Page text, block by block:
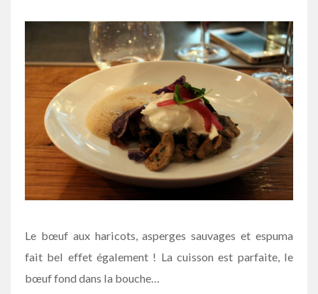
Le bœuf aux haricots, asperges sauvages et espuma
fait bel effet également ! La cuisson est parfaite, le
bœuf fond dans la bouche…